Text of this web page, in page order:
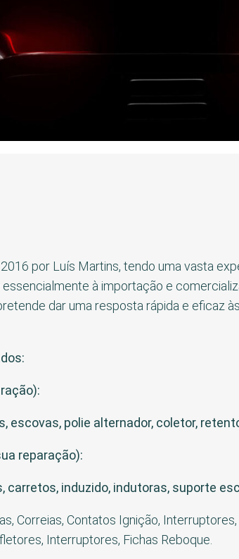
por Luís Martins, tendo uma vasta
à importação e
dar uma resposta rápida e eficaz
escovas, polie alternador, coletor,
reparação):
carretos, induzido, indutoras, suporte
Correias, Contatos Ignição,
Interruptores, Fichas Reboque.